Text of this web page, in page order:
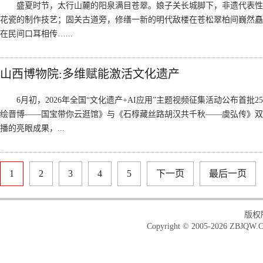
盛夏时节，太行山麓的阳泉满目苍翠。娘子关长城脚下，非遗代表
花瓷的制作技艺；固关古道旁，修缮一新的明代敌楼在苍松翠柏间巍然
在民间口耳相传…...
山西博物院:多维赋能激活文化遗产
6月初，2026年全国“文化遗产+AI应用”主题视频征集活动公布首批
绘晋博——国宝带你云逛馆》与《石椁藏丝路胡汉共千秋——虞弘传》双
播的亮眼成果，...
1 2 3 4 5 下一页 最后一页
版权
Copyright © 2005-2026